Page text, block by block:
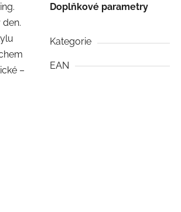
–
Doplňkové parametry
Kategorie
EAN